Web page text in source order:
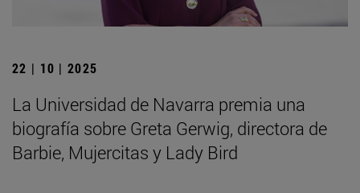
22 | 10 | 2025
La Universidad de Navarra premia una
biografía sobre Greta Gerwig, directora de
Barbie, Mujercitas y Lady Bird